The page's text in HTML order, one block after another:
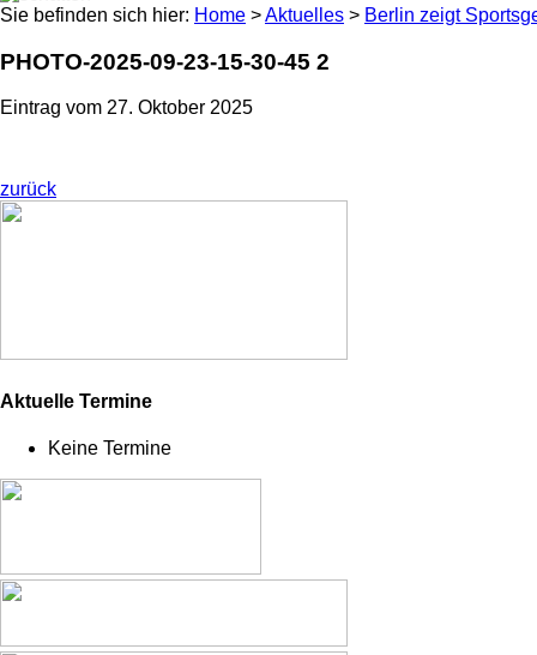
Sie befinden sich hier: Home >Aktuelles > Berlin zeigt
PHOTO-2025-09-23-15-30-45 2
Eintrag vom 27. Oktober 2025
zurück
Aktuelle Termine
Keine Termine